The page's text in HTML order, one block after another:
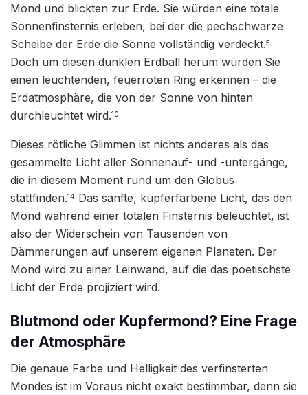
Mond und blickten zur Erde. Sie würden eine totale
Sonnenfinsternis erleben, bei der die pechschwarze
Scheibe der Erde die Sonne vollständig verdeckt.5
Doch um diesen dunklen Erdball herum würden Sie
einen leuchtenden, feuerroten Ring erkennen – die
Erdatmosphäre, die von der Sonne von hinten
durchleuchtet wird.10
Dieses rötliche Glimmen ist nichts anderes als das
gesammelte Licht aller Sonnenauf- und -untergänge,
die in diesem Moment rund um den Globus
stattfinden.14 Das sanfte, kupferfarbene Licht, das den
Mond während einer totalen Finsternis beleuchtet, ist
also der Widerschein von Tausenden von
Dämmerungen auf unserem eigenen Planeten. Der
Mond wird zu einer Leinwand, auf die das poetischste
Licht der Erde projiziert wird.
Blutmond oder Kupfermond? Eine Frage
der Atmosphäre
Die genaue Farbe und Helligkeit des verfinsterten
Mondes ist im Voraus nicht exakt bestimmbar, denn sie